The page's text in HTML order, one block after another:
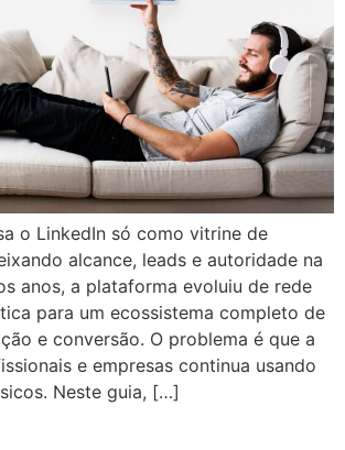
o LinkedIn só como vitrine de
alcance, leads e autoridade na
anos, a plataforma evoluiu de rede
para um ecossistema completo de
e conversão. O problema é que a
e empresas continua usando
Neste guia, […]